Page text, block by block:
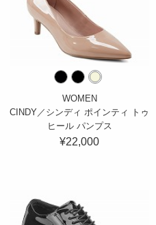
WOMEN
CINDY／シンディ ポインティ トゥ
ヒール パンプス
¥22,000